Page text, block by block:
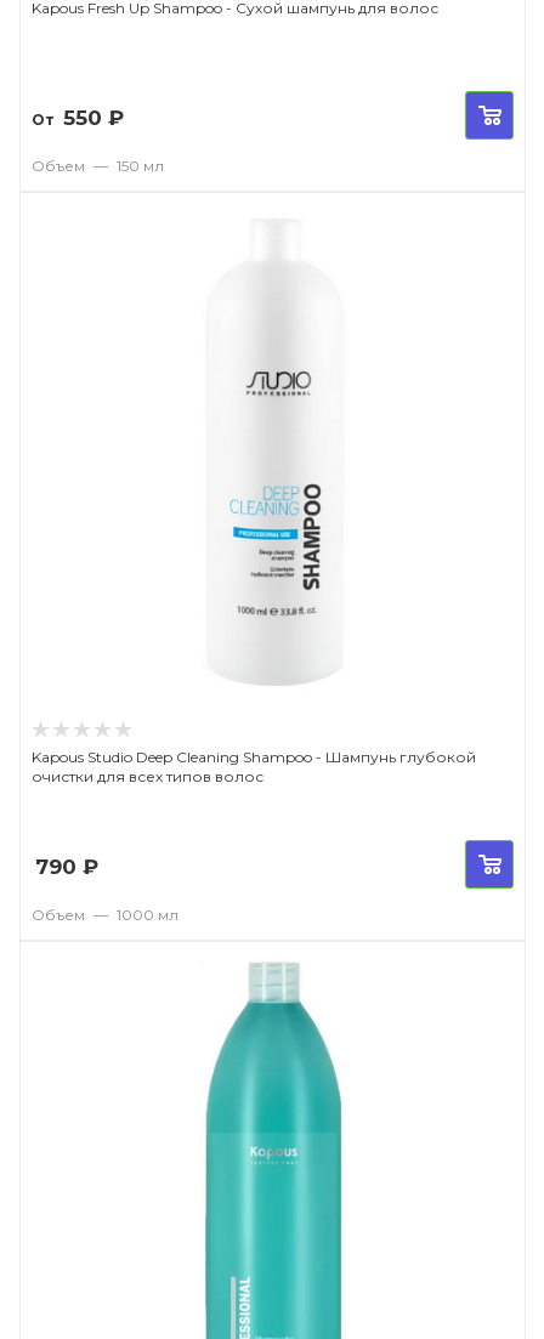
Kapous Fresh Up Shampoo - Сухой шампунь для волос
От 550 ₽
Объем — 150 мл
Kapous Studio Deep Cleaning Shampoo - Шампунь глубокой
очистки для всех типов волос
790 ₽
Объем — 1000 мл